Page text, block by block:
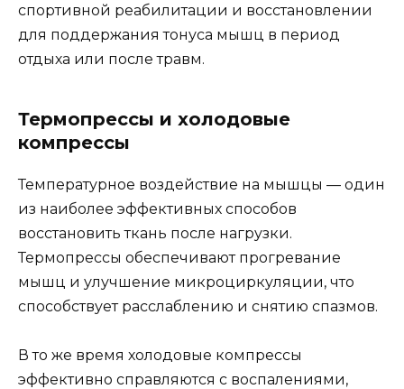
спортивной реабилитации и восстановлении
для поддержания тонуса мышц в период
отдыха или после травм.
Термопрессы и холодовые
компрессы
Температурное воздействие на мышцы — один
из наиболее эффективных способов
восстановить ткань после нагрузки.
Термопрессы обеспечивают прогревание
мышц и улучшение микроциркуляции, что
способствует расслаблению и снятию спазмов.
В то же время холодовые компрессы
эффективно справляются с воспалениями,